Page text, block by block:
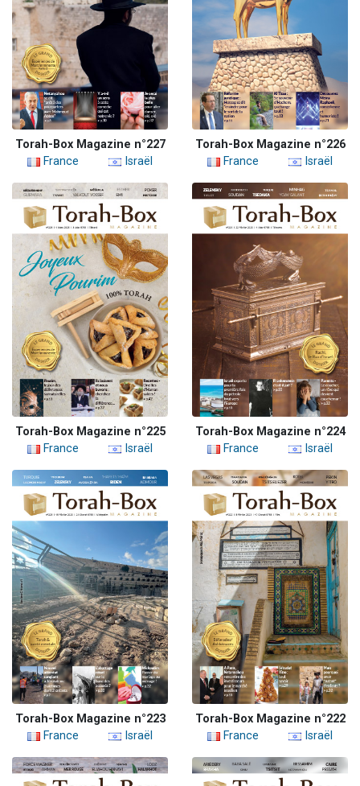
Torah-Box Magazine n°227
France
Israël
Torah-Box Magazine n°226
France
Israël
Torah-Box Magazine n°225
France
Israël
Torah-Box Magazine n°224
France
Israël
Torah-Box Magazine n°223
France
Israël
Torah-Box Magazine n°222
France
Israël